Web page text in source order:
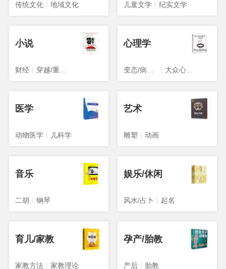
传统文化 | 地域文化 儿童文学 | 纪实文学
小说
财经 |
心理学
| 大众心理学
医学
动物医学 | 儿科学
艺术
雕塑 | 动画
音乐
二胡 | 钢琴
娱乐/休闲
风水/占卜 | 起名
育儿/家教
家教方法 | 家教理论
孕产/胎教
产后 | 胎教